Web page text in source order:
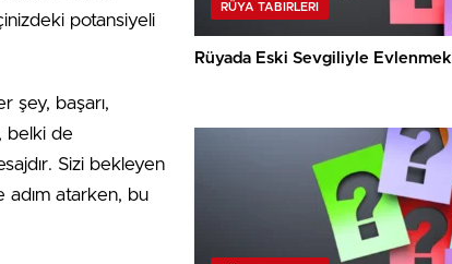
potansiyeli
şey, başarı,
belki de
Sizi bekleyen
adım atarken, bu
RÜYA TABIRLERI
Rüyada Eski Sevgiliyle Evlenmek